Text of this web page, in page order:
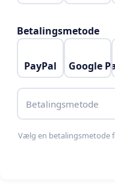
Betalingsmetode
PayPal Google
Betalingsmetode
Vælg en betalingsmetode